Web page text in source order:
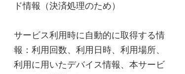
ド情報（決済処理のため）
サービス利用時に自動的に取得する情
報：利用回数、利用日時、利用場所、
利用に用いたデバイス情報、本サービ